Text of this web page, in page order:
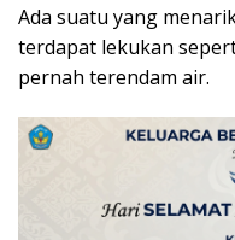
Ada suatu yang
terdapat lekukan
pernah terendam air.